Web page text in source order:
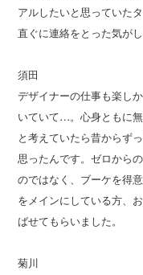
アルしたいと思っていた
直ぐに連絡をとった気がし
須田
デザイナーの仕事も楽し
いていて…。心身ともに
と考えていたら昔からず
思ったんです。ゼロから
のではなく、ブーケを得
をメインにしている方、
ばせてもらいました。
菊川